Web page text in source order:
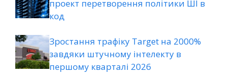
проект перетворення політики ШІ в
код
Зростання трафіку Target на 2000%
завдяки штучному інтелекту в
першому кварталі 2026